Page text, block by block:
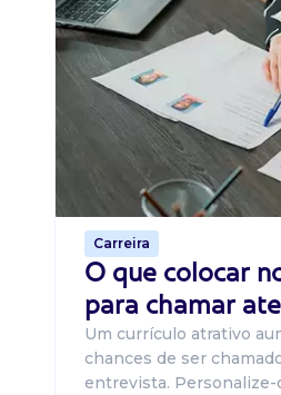
Carreira
O que colocar
para chamar
Um currículo atrativo
chances de ser
entrevista. Personalize-